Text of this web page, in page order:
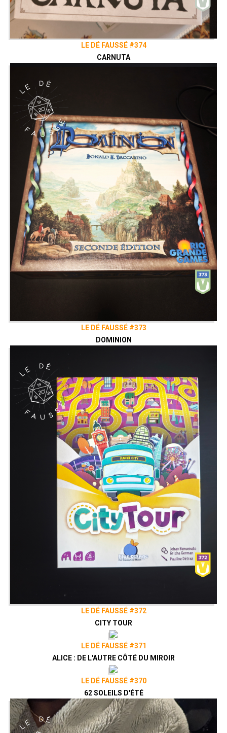
LE DÉ FAUSSÉ #374
CARNUTA
LE DÉ FAUSSÉ #373
DOMINION
LE DÉ FAUSSÉ #372
CITY TOUR
LE DÉ FAUSSÉ #371
ALICE : DE L'AUTRE CÔTÉ DU MIROIR
LE DÉ FAUSSÉ #370
62 SOLEILS D'ÉTÉ